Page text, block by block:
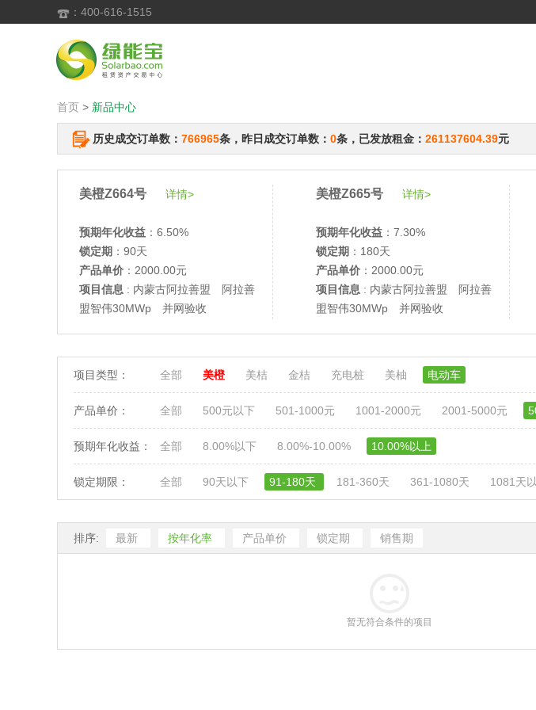
 ：400-616-1515
首页 > 新品中心
历史成交订单数： 766965条，昨日成交订单数： 0条，已发放租金： 261137604.39元
美橙Z664号 详情>
预期年化收益 ：6.50%
锁定期 ：90天
产品单价 ：2000.00元
项目信息 : 内蒙古阿拉善盟 阿拉善
盟智伟30MWp 并网验收
美橙Z665号 详情>
预期年化收益 ：7.30%
锁定期 ：180天
产品单价 ：2000.00元
项目信息 : 内蒙古阿拉善盟 阿拉善
盟智伟30MWp 并网验收
项目类型： 全部 美橙 美桔 金桔 充电桩 美柚 电动车
产品单价： 全部 500元以下 501-1000元 1001-2000元 2001-5000元
预期年化收益： 全部 8.00%以下 8.00%-10.00% 10.00%以上
锁定期限： 全部 90天以下 91-180天 181-360天 361-1080天 1081天
排序: 最新 按年化率 产品单价 锁定期 销售期
暂无符合条件的项目